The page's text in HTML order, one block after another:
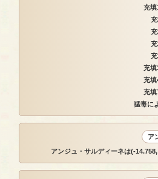
充填
充填
充填
充填
猛毒に
ア
アンジュ・サルディーネは(-